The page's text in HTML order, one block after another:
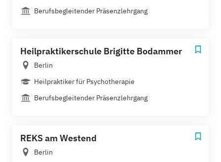
Berufsbegleitender Präsenzlehrgang
Heilpraktikerschule Brigitte Bodammer
Berlin
Heilpraktiker für Psychotherapie
Berufsbegleitender Präsenzlehrgang
REKS am Westend
Berlin